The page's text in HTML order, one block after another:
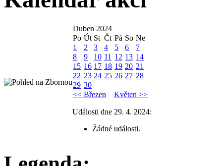
Duben 2024
Po Út St Čt Pá So Ne
1
2 3 4 5 6
7
8
9 10 11 12 13 14
15 16 17 18 19 20 21
22 23 24 25 26 27 28
29 30
<< Březen
Květen >>
Události dne 29. 4. 2024:
Žádné události.